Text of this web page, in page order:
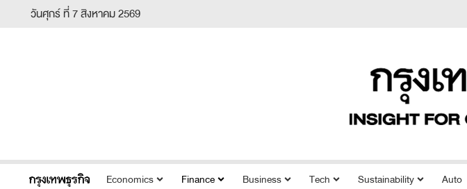
วันศุกร์ ที่ 7 สิงหาคม 2569
Economics Finance Business Tech Sustainability Auto